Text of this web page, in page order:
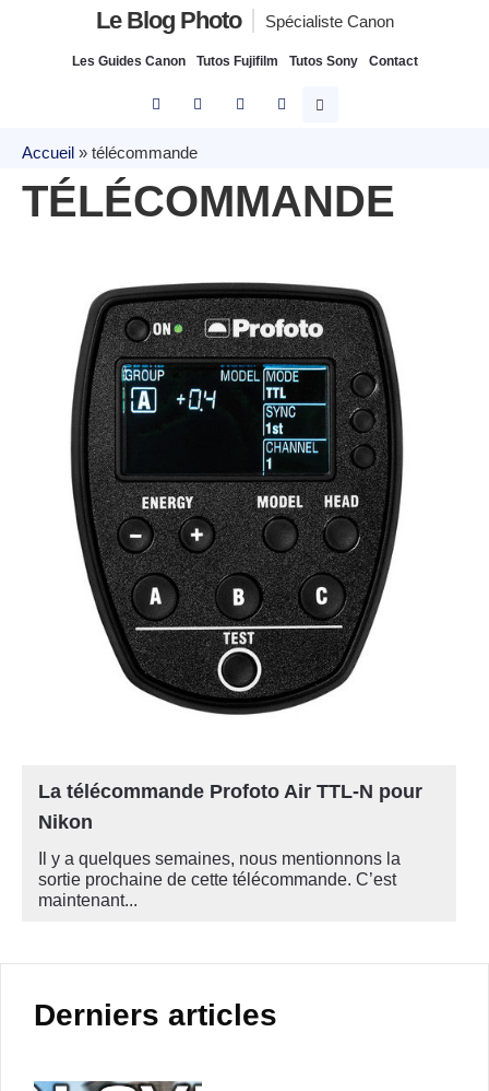
Le Blog Photo Spécialiste Canon
Les Guides Canon Tutos Fujifilm Tutos Sony Contact
Accueil » télécommande
TÉLÉCOMMANDE
La télécommande Profoto Air TTL-N pour
Nikon
Il y a quelques semaines, nous mentionnons la
sortie prochaine de cette télécommande. C’est
maintenant...
Derniers articles